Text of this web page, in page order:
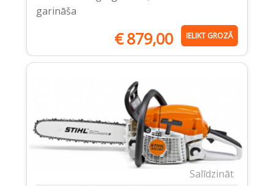
garināša
€879,00 IELIKT GROZĀ
Salīdzināt